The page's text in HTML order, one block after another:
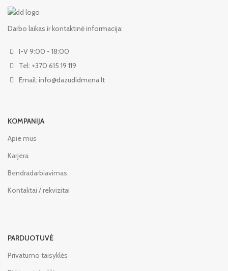
Darbo laikas ir kontaktinė informacija:
I-V 9:00 - 18:00
Tel: +370 615 19 119
Email: info@dazudidmena.lt
KOMPANIJA
Apie mus
Karjera
Bendradarbiavimas
Kontaktai / rekvizitai
PARDUOTUVĖ
Privatumo taisyklės